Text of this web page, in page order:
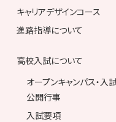
キャリアデザインコース
進路指導について
高校入試について
オープンキャンパス・入
公開行事
入試要項